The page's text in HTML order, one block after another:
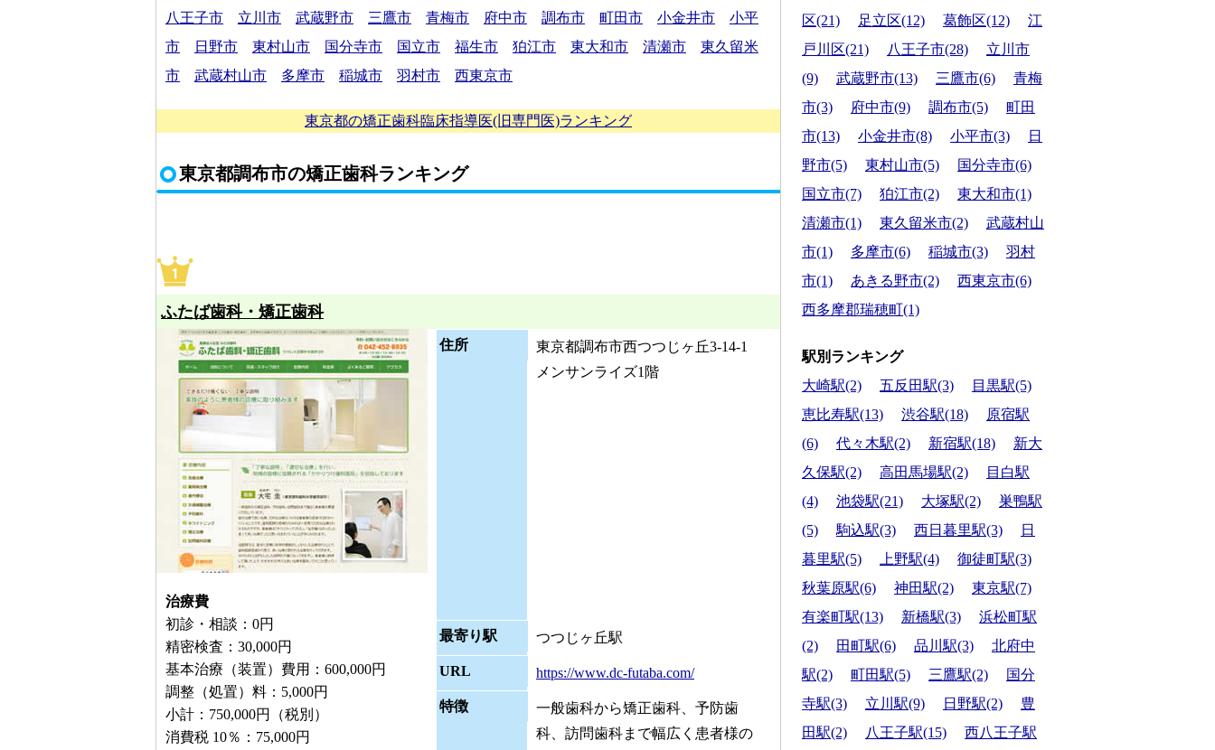
八王子市
立川市 武蔵野市 三鷹市 青梅市 府中市 調布市 町田市 小金井市
小平
市
日野市 東村山市 国分寺市 国立市 福生市 狛江市 東大和市 清瀬市
東久留米
市
武蔵村山市 多摩市 稲城市 羽村市 西東京市
東京都の矯正歯科臨床指導医(旧専門医)ランキング
東京都調布市の矯正歯科ランキング
ふたば歯科・矯正歯科
治療費
初診・相談：0円
精密検査：30,000円
基本治療（装置）費用：600,000円
調整（処置）料：5,000円
小計：750,000円（税別）
消費税 10％：75,000円
住所
東京都調布市西つつじヶ丘3-14-1
メンサンライズ1階
最寄り駅 つつじヶ丘駅
URL https://www.dc-futaba.com/
特徴
一般歯科から矯正歯科、予防歯
科、訪問歯科まで幅広く患者様の
区(21)
足立区(12) 葛飾区(12)
江
戸川区(21)
八王子市(28)
立川市
(9)
武蔵野市(13) 三鷹市(6)
青梅
市(3)
府中市(9) 調布市(5)
町田
市(13)
小金井市(8) 小平市(3)
日
野市(5)
東村山市(5)
国分寺市(6)
国立市(7)
狛江市(2)
東大和市(1)
清瀬市(1)
東久留米市(2)
武蔵村山
市(1)
多摩市(6) 稲城市(3)
羽村
市(1)
あきる野市(2)
西東京市(6)
西多摩郡瑞穂町(1)
駅別ランキング
大崎駅(2)
五反田駅(3)
目黒駅(5)
恵比寿駅(13)
渋谷駅(18)
原宿駅
(6)
代々木駅(2) 新宿駅(18)
新大
久保駅(2)
高田馬場駅(2)
目白駅
(4)
池袋駅(21) 大塚駅(2)
巣鴨駅
(5)
駒込駅(3) 西日暮里駅(3)
日
暮里駅(5)
上野駅(4)
御徒町駅(3)
秋葉原駅(6)
神田駅(2)
東京駅(7)
有楽町駅(13)
新橋駅(3)
浜松町駅
(2)
田町駅(6) 品川駅(3)
北府中
駅(2)
町田駅(5) 三鷹駅(2)
国分
寺駅(3)
立川駅(9) 日野駅(2)
豊
田駅(2)
八王子駅(15)
西八王子駅